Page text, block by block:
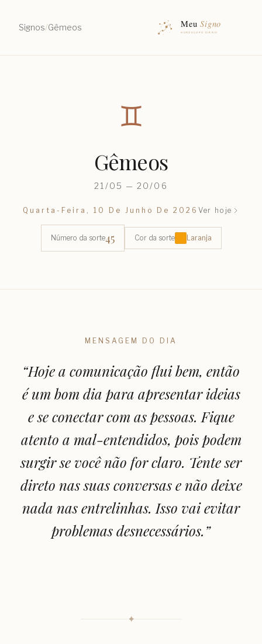
Signos/Gêmeos
♊︎
Gêmeos
21/05 — 20/06
Quarta-Feira, 10 De Junho De 2026 Ver hoje
Número da sorte45 Cor da sorte Laranja
MENSAGEM DO DIA
“Hoje a comunicação flui bem, então
é um bom dia para apresentar ideias
e se conectar com as pessoas. Fique
atento a mal-entendidos, pois podem
surgir se você não for claro. Tente ser
direto nas suas conversas e não deixe
nada nas entrelinhas. Isso vai evitar
problemas desnecessários.”
✦